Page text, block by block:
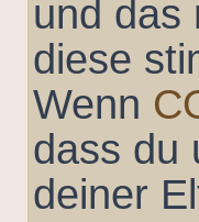
und das
diese
Wenn
dass du
deiner